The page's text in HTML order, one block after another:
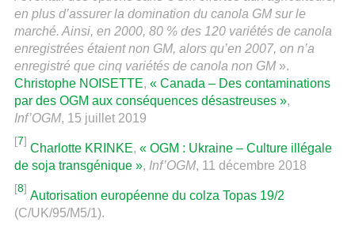
en plus d’assurer la domination du canola GM sur le
marché. Ainsi, en 2000, 80 % des 120 variétés de canola
enregistrées étaient non GM, alors qu’en 2007, on n’a
enregistré que cinq variétés de canola non GM».
Christophe NOISETTE, « Canada – Des contaminations
par des OGM aux conséquences désastreuses »,
Inf’OGM, 15 juillet 2019
[7]
Charlotte KRINKE, « OGM : Ukraine – Culture illégale
de soja transgénique », Inf’OGM, 11 décembre 2018
[8]
Autorisation européenne du colza Topas 19/2
(C/UK/95/M5/1).